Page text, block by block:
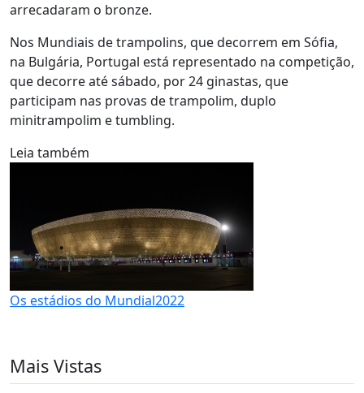
arrecadaram o bronze.
Nos Mundiais de trampolins, que decorrem em Sófia,
na Bulgária, Portugal está representado na competição,
que decorre até sábado, por 24 ginastas, que
participam nas provas de trampolim, duplo
minitrampolim e tumbling.
Leia também
Os estádios do Mundial2022
Mais Vistas